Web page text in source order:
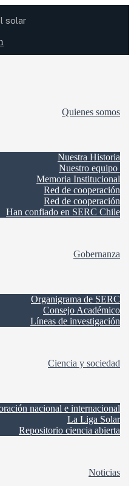
solar
Quienes somos
Nuestra Historia
Nuestro equipo
Memoria Institucional
Red de cooperación
Red de cooperación
Han confiado en SERC Chile
Gobernanza
Organigrama de SERC
Consejo Académico
Líneas de investigación
Ciencia y sociedad
nacional e internacional
La Liga Solar
Repositorio ciencia abierta
Noticias